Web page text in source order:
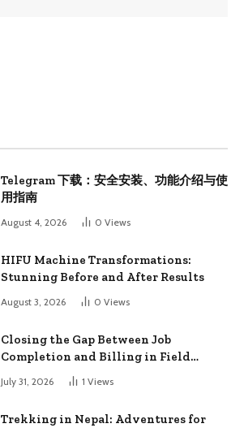
Telegram 下载：安全安装、功能介绍与使
用指南
August 4, 2026 0 Views
HIFU Machine Transformations:
Stunning Before and After Results
August 3, 2026 0 Views
Closing the Gap Between Job
Completion and Billing in Field
July 31, 2026 1 Views
Trekking in Nepal: Adventures for